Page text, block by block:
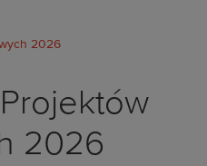
2026
2026